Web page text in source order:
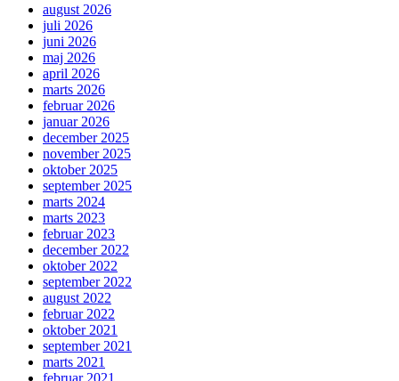
august 2026
juli 2026
juni 2026
maj 2026
april 2026
marts 2026
februar 2026
januar 2026
december 2025
november 2025
oktober 2025
september 2025
marts 2024
marts 2023
februar 2023
december 2022
oktober 2022
september 2022
august 2022
februar 2022
oktober 2021
september 2021
marts 2021
februar 2021